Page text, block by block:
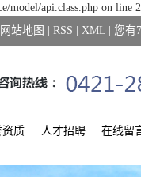
model/api.class.php on line
网站地图 RSS XML 您有
资质 人才招聘 在线留